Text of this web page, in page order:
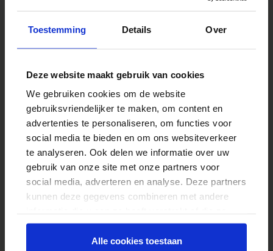
Toestemming Details Over
Deze website maakt gebruik van cookies
We gebruiken cookies om de website
gebruiksvriendelijker te maken, om content en
advertenties te personaliseren, om functies voor
social media te bieden en om ons websiteverkeer
te analyseren. Ook delen we informatie over uw
gebruik van onze site met onze partners voor
social media, adverteren en analyse. Deze partners
kunnen deze gegevens combineren met andere
hebben verzameld op basis van uw gebruik van
Alle cookies toestaan